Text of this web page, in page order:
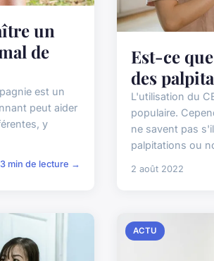
un
de
est un
peut aider
y
3 min de lecture →
Est-ce
des
L'utilisation du
populaire.
ne savent pas
palpitations ou
2 août 2022
ACTU